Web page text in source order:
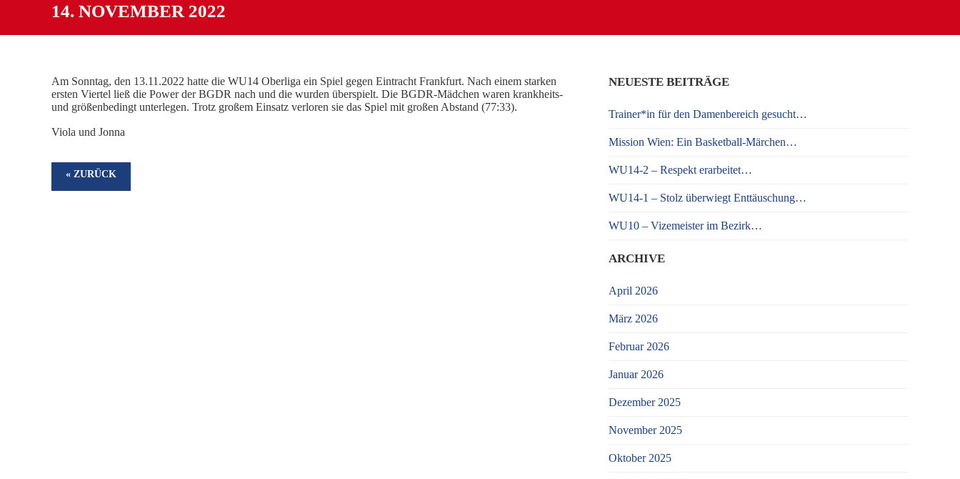
14. NOVEMBER 2022
Am Sonntag, den 13.11.2022 hatte die WU14 Oberliga ein Spiel gegen Eintracht Frankfurt. Nach einem starken
ersten Viertel ließ die Power der BGDR nach und die wurden überspielt. Die BGDR-Mädchen waren krankheits-
und größenbedingt unterlegen. Trotz großem Einsatz verloren sie das Spiel mit großen Abstand (77:33).
Viola und Jonna
« ZURÜCK
NEUESTE BEITRÄGE
Trainer*in für den Damenbereich gesucht…
Mission Wien: Ein Basketball-Märchen…
WU14-2 – Respekt erarbeitet…
WU14-1 – Stolz überwiegt Enttäuschung…
WU10 – Vizemeister im Bezirk…
ARCHIVE
April 2026
März 2026
Februar 2026
Januar 2026
Dezember 2025
November 2025
Oktober 2025